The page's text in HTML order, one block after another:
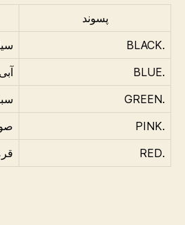
پسوند
.BLACK
.BLUE
آبی
.GREEN
.PINK
.RED